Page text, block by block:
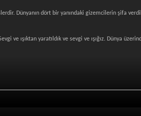
Dünyanın dört bir yanındaki gizemcilerin şifa
ve ışıktan yaratıldık ve sevgi ve ışığız. Dünya